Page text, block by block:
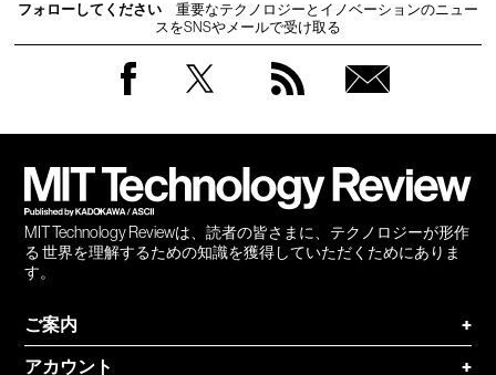
フォローしてください
重要なテクノロジーとイノベーションのニュー
スをSNSやメールで受け取る
MIT Technology Reviewは、読者の皆さまに、テクノロジーが形作
る 世界を理解するための知識を獲得していただくためにありま
す。
ご案内
+
アカウント
+